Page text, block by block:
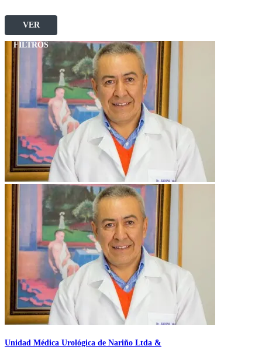
VER
FILTROS
Unidad Médica Urológica de Nariño Ltda &